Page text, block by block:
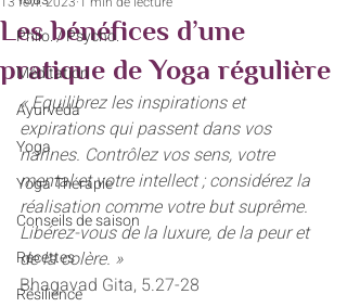
Philo. / Psycho.
Méditation
Ayurvéda
Yoga
Yoga Thérapie
Conseils de saison
Recettes
Résilience
Les bénéfices d’une
pratique de Yoga régulière
« Equilibrez les inspirations et
expirations qui passent dans vos
narines. Contrôlez vos sens, votre
mental et votre intellect ; considérez la
réalisation comme votre but suprême.
Libérez-vous de la luxure, de la peur et
de la colère. »
Bhagavad Gita, 5.27-28